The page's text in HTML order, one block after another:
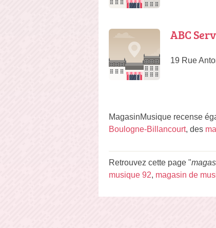
ABC
19 Rue
MagasinMusique recense
Boulogne-Billancourt, des
Retrouvez cette page "
musique 92, magasin de